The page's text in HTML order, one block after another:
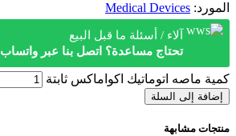
المورد: Medical Devices
آلاء / أسئلة ما قبل البيع
تحتاج مساعدة؟ اتصل بنا عبر واتساب
كمية ماصه اتوماتيك اكواماكس ثابتة
إضافة إلى السلة
منتجات مشابهة